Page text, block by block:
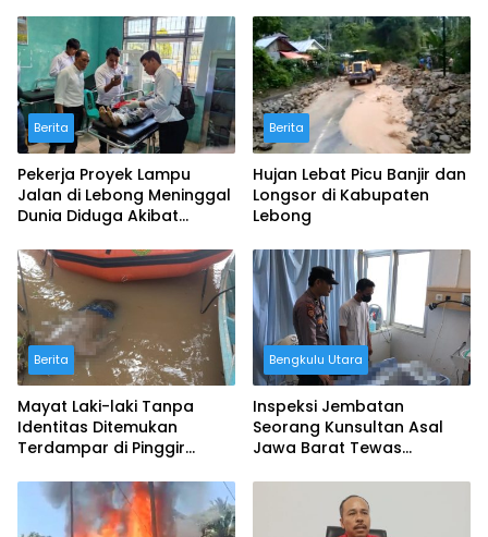
Berita
Pekerja Proyek Lampu
Jalan di Lebong Meninggal
Dunia Diduga Akibat
Berita
Hujan Lebat Picu Banjir dan
Longsor di Kabupaten
Lebong
Berita
Mayat Laki-laki Tanpa
Identitas Ditemukan
Terdampar di Pinggir
Bengkulu Utara
Inspeksi Jembatan
Seorang Kunsultan Asal
Jawa Barat Tewas